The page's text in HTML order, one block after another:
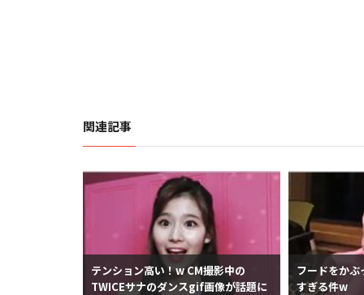
関連記事
テンション高い！w CM撮影中の
TWICEサナのダンスgif画像が話題に
フードをか
すぎる件w